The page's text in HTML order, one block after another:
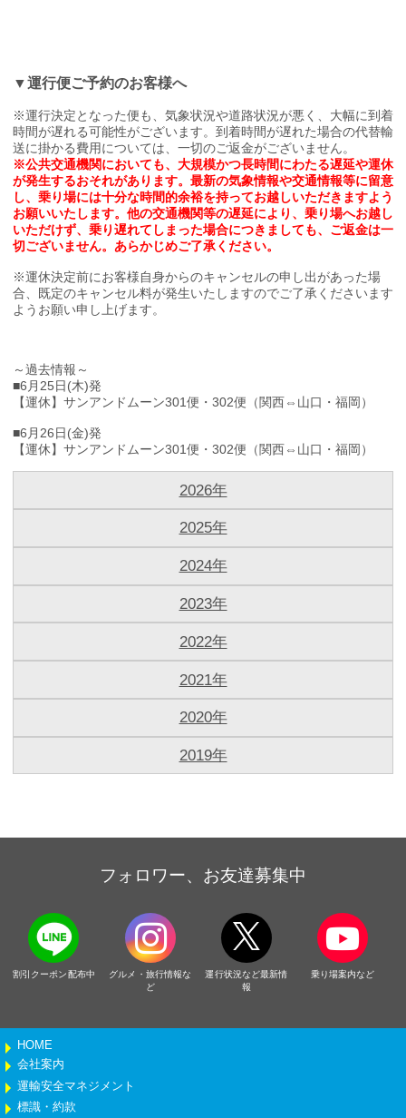
▼運行便ご予約のお客様へ
※運行決定となった便も、気象状況や道路状況が悪く、大幅に到着
時間が遅れる可能性がございます。到着時間が遅れた場合の代替輸
送に掛かる費用については、一切のご返金がございません。
※公共交通機関においても、大規模かつ長時間にわたる遅延や運休
が発生するおそれがあります。最新の気象情報や交通情報等に留意
し、乗り場には十分な時間的余裕を持ってお越しいただきますよう
お願いいたします。他の交通機関等の遅延により、乗り場へお越し
いただけず、乗り遅れてしまった場合につきましても、ご返金は一
切ございません。あらかじめご了承ください。
※運休決定前にお客様自身からのキャンセルの申し出があった場
合、既定のキャンセル料が発生いたしますのでご了承くださいます
ようお願い申し上げます。
～過去情報～
■6月25日(木)発
【運休】サンアンドムーン301便・302便（関西⇔山口・福岡）
■6月26日(金)発
【運休】サンアンドムーン301便・302便（関西⇔山口・福岡）
2026年
2025年
2024年
2023年
2022年
2021年
2020年
2019年
フォロワー、お友達募集中
割引クーポン配布中
グルメ・旅行情報な
ど
運行状況など最新情
報
乗り場案内など
HOME
会社案内
運輸安全マネジメント
標識・約款